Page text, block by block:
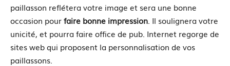
paillasson reflétera votre image et sera une bonne
occasion pourfaire bonne impression. Il soulignera votre
unicité, et pourra faire office de pub. Internet regorge de
sites web qui proposent la personnalisation de vos
paillassons.